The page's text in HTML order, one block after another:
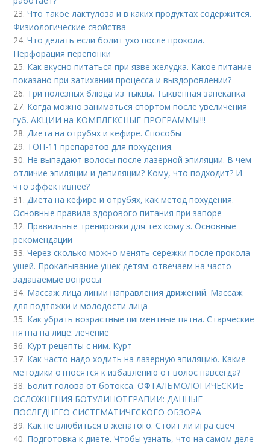
23.Что такое лактулоза и в каких продуктах содержится.
Физиологические свойства
24.Что делать если болит ухо после прокола.
Перфорация перепонки
25. Как вкусно питаться при язве желудка. Какое питание
показано при затихании процесса и выздоровлении?
26. Три полезных блюда из тыквы. Тыквенная запеканка
27. Когда можно заниматься спортом после увеличения
губ. АКЦИИ на КОМПЛЕКСНЫЕ ПРОГРАММЫ!!!
28.Диета на отрубях и кефире. Способы
29. ТОП-11 препаратов для похудения.
30. Не выпадают волосы после лазерной эпиляции. В чем
отличие эпиляции и депиляции? Кому, что подходит? И
что эффективнее?
31.Диета на кефире и отрубях, как метод похудения.
Основные правила здорового питания при запоре
32. Правильные тренировки для тех кому з. Основные
рекомендации
33.Через сколько можно менять сережки после прокола
ушей. Прокалывание ушек детям: отвечаем на часто
задаваемые вопросы
34. Массаж лица линии направления движений. Массаж
для подтяжки и молодости лица
35. Как убрать возрастные пигментные пятна. Старческие
пятна на лице: лечение
36. Курт рецепты с ним. Курт
37. Как часто надо ходить на лазерную эпиляцию. Какие
методики относятся к избавлению от волос навсегда?
38. Болит голова от ботокса. ОФТАЛЬМОЛОГИЧЕСКИЕ
ОСЛОЖНЕНИЯ БОТУЛИНОТЕРАПИИ: ДАННЫЕ
ПОСЛЕДНЕГО СИСТЕМАТИЧЕСКОГО ОБЗОРА
39. Как не влюбиться в женатого. Стоит ли игра свеч
40. Подготовка к диете. Чтобы узнать, что на самом деле